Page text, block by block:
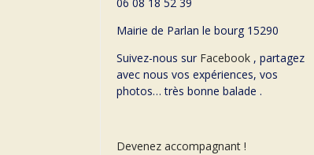
06 08 18 52 39
Mairie de Parlan le bourg 15290
Suivez-nous sur Facebook , partagez
avec nous vos expériences, vos
photos… très bonne balade .
Devenez accompagnant !